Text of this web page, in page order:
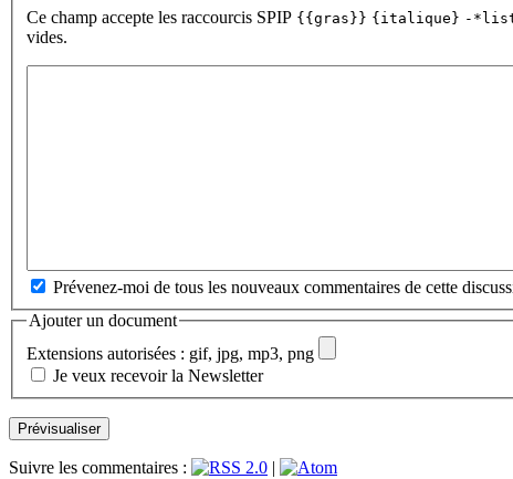
Ce champ accepte les raccourcis SPIP {{gras}} {italique} -
vides.
Prévenez-moi de tous les nouveaux commentaires de cette
Ajouter un document
Extensions autorisées : gif, jpg, mp3, png
Je veux recevoir la Newsletter
Suivre les commentaires : |